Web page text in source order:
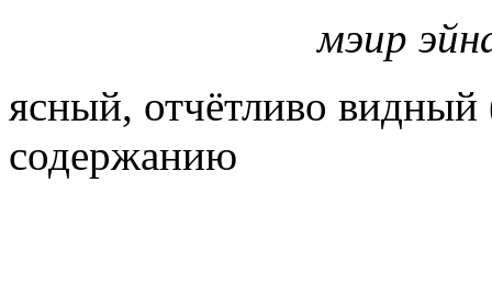
мэир
ясный, отчётливо
содержанию